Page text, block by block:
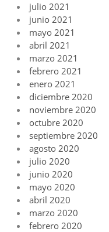
julio 2021
junio 2021
mayo 2021
abril 2021
marzo 2021
febrero 2021
enero 2021
diciembre 2020
noviembre 2020
octubre 2020
septiembre 2020
agosto 2020
julio 2020
junio 2020
mayo 2020
abril 2020
marzo 2020
febrero 2020